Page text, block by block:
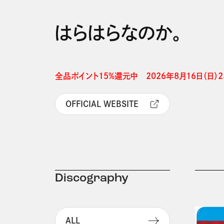
はらはらなのか。
全品ポイント15%還元中　2026年8月16日（日
OFFICIAL WEBSITE
Discography
ALL